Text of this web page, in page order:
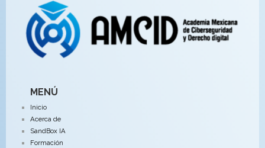
MENÚ
Inicio
Acerca de
SandBox IA
Formación